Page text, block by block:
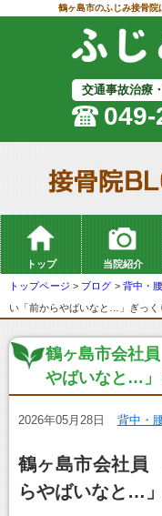
鶴ヶ島市のふじみ接骨院
交通事故治療
トップ 当院紹介
トップページ > ブログ > 背中・
い「前からやばいなと…」ぎっ
鶴ヶ島市会社
やばいなと…
2026年05月28日 背中・
鶴ヶ島市会社
らやばいなと…